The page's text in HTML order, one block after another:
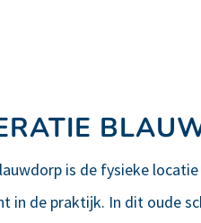
is de fysieke
in de praktijk. In dit oude